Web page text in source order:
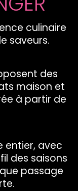
culinaire
saveurs.
des
maison et
à partir de
entier, avec
des saisons
passage